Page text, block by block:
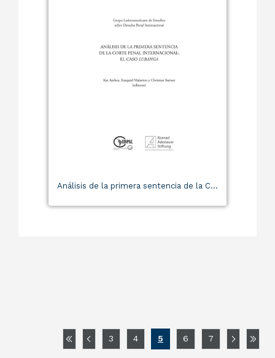
Análisis de la primera sentencia de la C...
3 4 5 6 7